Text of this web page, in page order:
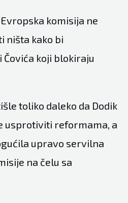
komisija ne
ništa kako bi
Čovića koji blokiraju
toliko daleko da Dodik
usprotiviti reformama, a
upravo servilna
na čelu sa